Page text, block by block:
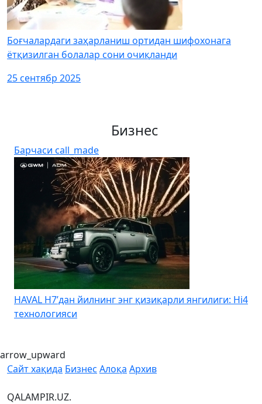
Боғчалардаги заҳарланиш ортидан шифохонага
ётқизилган болалар сони очиқланди
25 сентябр 2025
Бизнес
Барчаси call_made
HAVAL H7’дан йилнинг энг қизиқарли янгилиги: Hi4
технологияси
arrow_upward
Сайт хақида Бизнес Алоқа Архив
QALAMPIR.UZ.